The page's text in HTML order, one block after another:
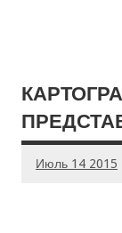
Июль 14 2015